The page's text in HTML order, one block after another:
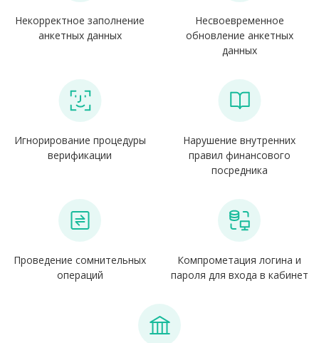
Некорректное заполнение
анкетных данных
Несвоевременное
обновление анкетных
данных
Игнорирование процедуры
верификации
Нарушение внутренних
правил финансового
посредника
Проведение сомнительных
операций
Компрометация логина и
пароля для входа в кабинет